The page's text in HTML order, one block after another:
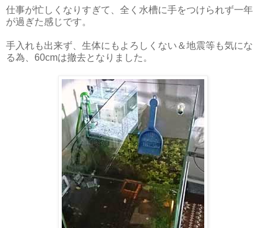
仕事が忙しくなりすぎて、全く水槽に手をつけられず一年
が過ぎた感じです。
手入れも出来ず、生体にもよろしくない＆地震等も気にな
る為、60cmは撤去となりました。